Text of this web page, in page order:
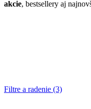
akcie, bestsellery aj
Filtre a radenie (3)